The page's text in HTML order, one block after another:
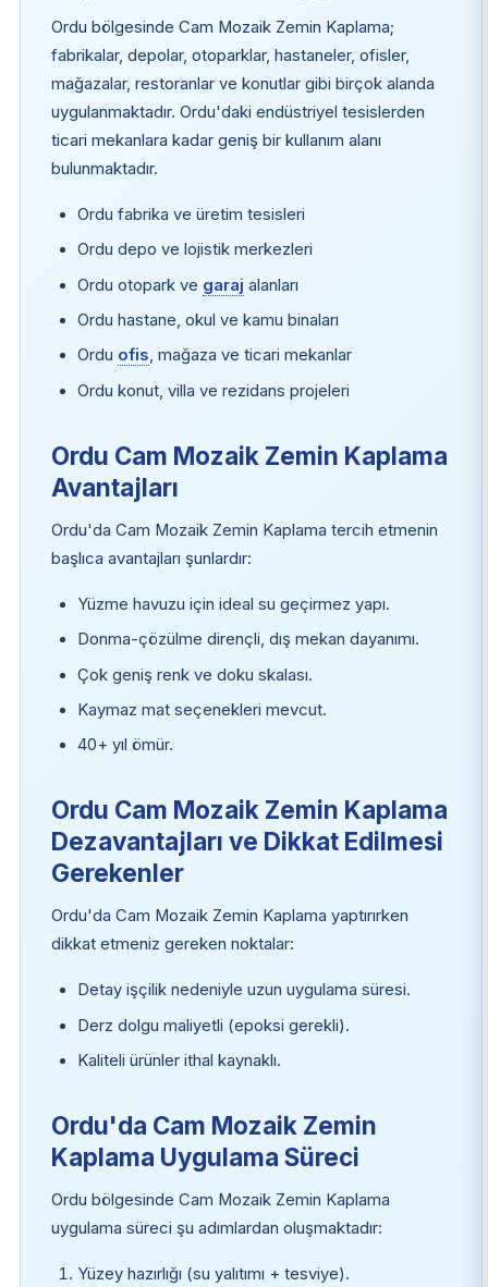
Ordu bölgesinde Cam Mozaik Zemin Kaplama;
fabrikalar, depolar, otoparklar, hastaneler, ofisler,
mağazalar, restoranlar ve konutlar gibi birçok alanda
uygulanmaktadır. Ordu'daki endüstriyel tesislerden
ticari mekanlara kadar geniş bir kullanım alanı
bulunmaktadır.
Ordu fabrika ve üretim tesisleri
Ordu depo ve lojistik merkezleri
Ordu otopark ve garaj alanları
Ordu hastane, okul ve kamu binaları
Ordu ofis, mağaza ve ticari mekanlar
Ordu konut, villa ve rezidans projeleri
Ordu Cam Mozaik Zemin Kaplama
Avantajları
Ordu'da Cam Mozaik Zemin Kaplama tercih etmenin
başlıca avantajları şunlardır:
Yüzme havuzu için ideal su geçirmez yapı.
Donma-çözülme dirençli, dış mekan dayanımı.
Çok geniş renk ve doku skalası.
Kaymaz mat seçenekleri mevcut.
40+ yıl ömür.
Ordu Cam Mozaik Zemin Kaplama
Dezavantajları ve Dikkat Edilmesi
Gerekenler
Ordu'da Cam Mozaik Zemin Kaplama yaptırırken
dikkat etmeniz gereken noktalar:
Detay işçilik nedeniyle uzun uygulama süresi.
Derz dolgu maliyetli (epoksi gerekli).
Kaliteli ürünler ithal kaynaklı.
Ordu'da Cam Mozaik Zemin
Kaplama Uygulama Süreci
Ordu bölgesinde Cam Mozaik Zemin Kaplama
uygulama süreci şu adımlardan oluşmaktadır:
Yüzey hazırlığı (su yalıtımı + tesviye).